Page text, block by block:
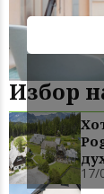
Избор
17/